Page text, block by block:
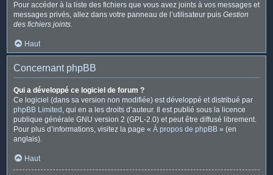
Pour accéder à la liste des fichiers que vous avez joints à vos messages et
messages privés, allez dans votre panneau de l’utilisateur puis Gestion
des fichiers joints.
Haut
Concernant phpBB
Qui a développé ce logiciel de forum ?
Ce logiciel (dans sa version non modifiée) est développé et distribué par
phpBB Limited , qui en a les droits d’auteur. Il est publié sous la licence
publique générale GNU version 2 (GPL-2.0) et peut être diffusé librement.
Pour plus d’informations, visitez la page « À propos de phpBB » (en
anglais).
Haut